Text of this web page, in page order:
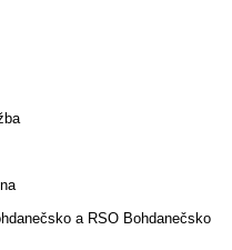
a RSO Bohdanečsko